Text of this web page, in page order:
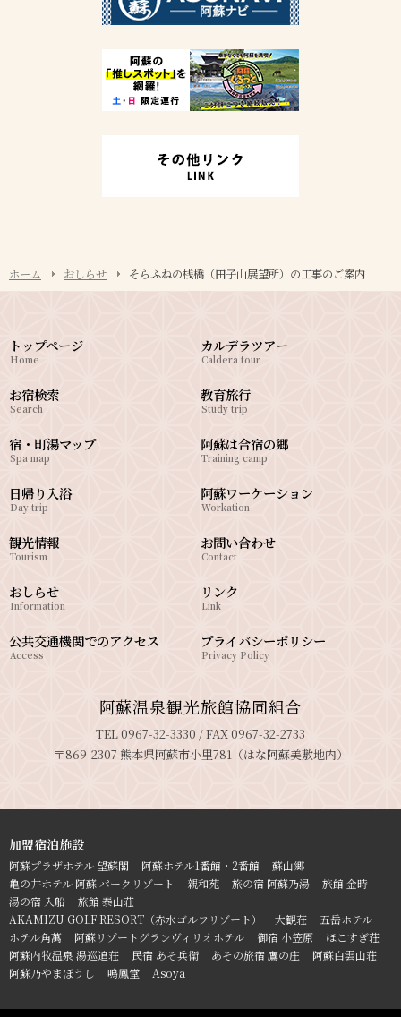
ホーム おしらせ そらふねの桟橋（田子山展望所）の工事のご案内
トップページ
Home
お宿検索
Search
宿・町湯マップ
Spa map
日帰り入浴
Day trip
カルデラツアー
Caldera tour
教育旅行
Study trip
阿蘇は合宿の郷
Training camp
阿蘇ワーケーション
Workation
観光情報
Tourism
おしらせ
Information
公共交通機関でのアクセス
Access
お問い合わせ
Contact
リンク
Link
プライバシーポリシー
Privacy Policy
阿蘇温泉観光旅館協同組合
TEL 0967-32-3330 / FAX 0967-32-2733
〒869-2307 熊本県阿蘇市小里781（はな阿蘇美敷地内）
加盟宿泊施設
阿蘇プラザホテル 望蘇閣 阿蘇ホテル1番館・2番館
蘇山郷
亀の井ホテル 阿蘇 パークリゾート
親和苑 旅の宿 阿蘇乃湯
旅館 金時
湯の宿 入船
旅館 泰山荘
AKAMIZU GOLF RESORT（赤水ゴルフリゾート）
大観荘
五岳ホテル
ホテル角萬
阿蘇リゾートグランヴィリオホテル 御宿 小笠原
ほこすぎ荘
阿蘇内牧温泉 湯巡追荘
民宿 あそ兵衛 あその旅宿 鷹の庄
阿蘇白雲山荘
阿蘇乃やまぼうし
鳴鳳堂 Asoya